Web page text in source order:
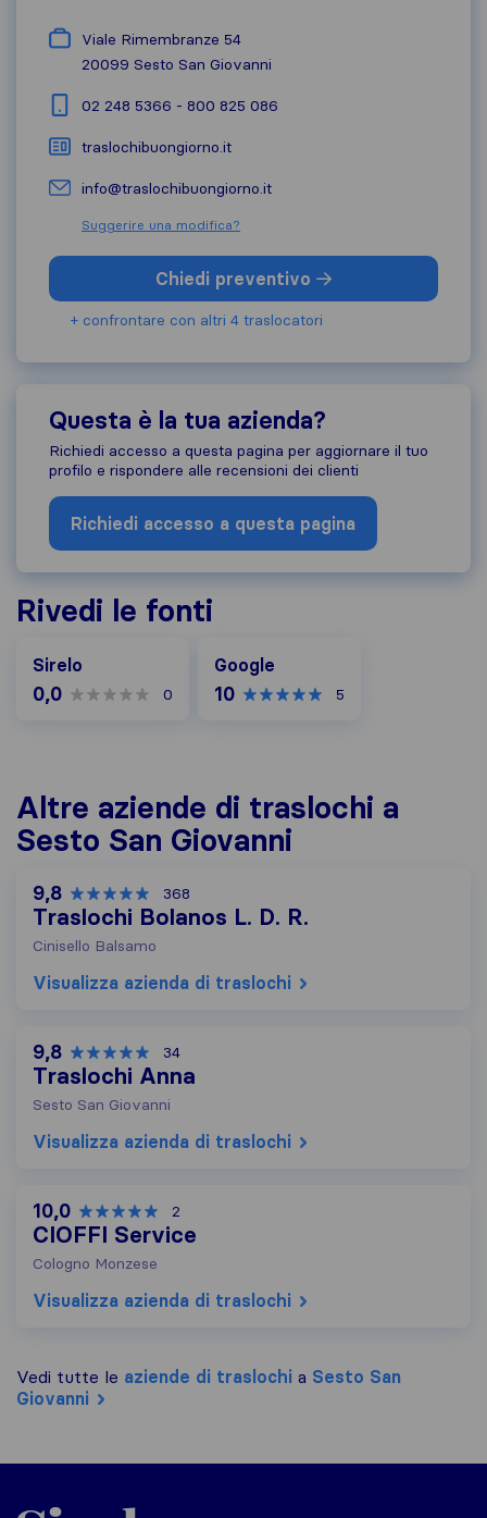
Viale Rimembranze 54
20099 Sesto San Giovanni
02 248 5366 - 800 825 086
traslochibuongiorno.it
info@traslochibuongiorno.it
Suggerire una modifica?
Chiedi preventivo
+ confrontare con altri 4 traslocatori
Questa è la tua azienda?
Richiedi accesso a questa pagina per aggiornare il tuo
profilo e rispondere alle recensioni dei clienti
Richiedi accesso a questa pagina
Rivedi le fonti
Sirelo
0,0 0
Google
10 5
Altre aziende di traslochi a
Sesto San Giovanni
9,8 368
Traslochi Bolanos L. D. R.
Cinisello Balsamo
Visualizza azienda di traslochi
9,8 34
Traslochi Anna
Sesto San Giovanni
Visualizza azienda di traslochi
10,0 2
CIOFFI Service
Cologno Monzese
Visualizza azienda di traslochi
Vedi tutte le aziende di traslochi a Sesto San
Giovanni
Sirelo.it